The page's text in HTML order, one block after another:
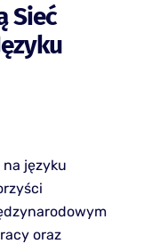
Sieć
na języku
oraz